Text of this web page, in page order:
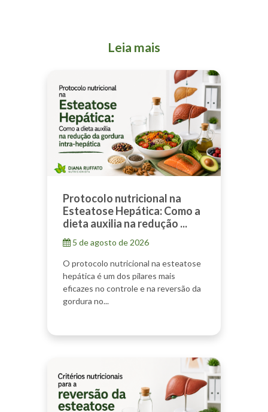
Leia mais
Protocolo nutricional na
Esteatose Hepática: Como a
dieta auxilia na redução ...
5 de agosto de 2026
O protocolo nutricional na esteatose
hepática é um dos pilares mais
eficazes no controle e na reversão da
gordura no...